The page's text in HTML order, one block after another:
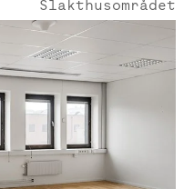
Slakthusområdet